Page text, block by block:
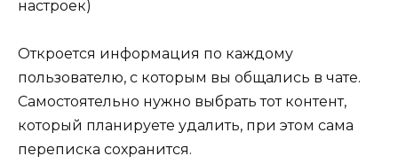
Откроется информация по каждому
пользователю, с которым вы общались в чате.
Самостоятельно нужно выбрать тот контент,
который планируете удалить, при этом сама
переписка сохранится.